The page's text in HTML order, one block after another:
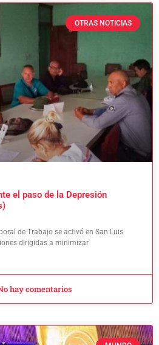
OTRAS NOTICIAS
el paso de la Depresión
de Trabajo se activó en San Luis
dirigidas a minimizar
hay comentarios